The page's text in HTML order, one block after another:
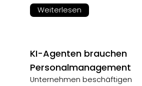
Weiterlesen
KI-Agenten brauchen
Personalmanagement
Unternehmen beschäftigen